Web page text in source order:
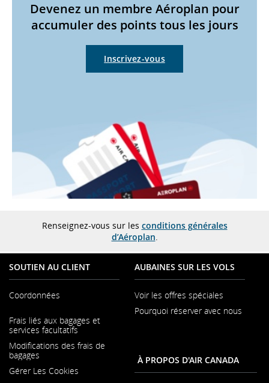
Devenez un membre Aéroplan pour
accumuler des points tous les jours
Inscrivez-vous
Renseignez-vous sur les conditions générales
d’Aéroplan.
SOUTIEN AU CLIENT
Coordonnées
dans
une
nouvelle
fenêtre
Frais liés aux bagages et
services facultatifs
Modifications des frais de
bagages
Gérer Les Cookies
AUBAINES SUR LES VOLS
Voir les offres spéciales
Pourquoi réserver avec nous
nouvelle
fenêtre
À PROPOS D'AIR CANADA